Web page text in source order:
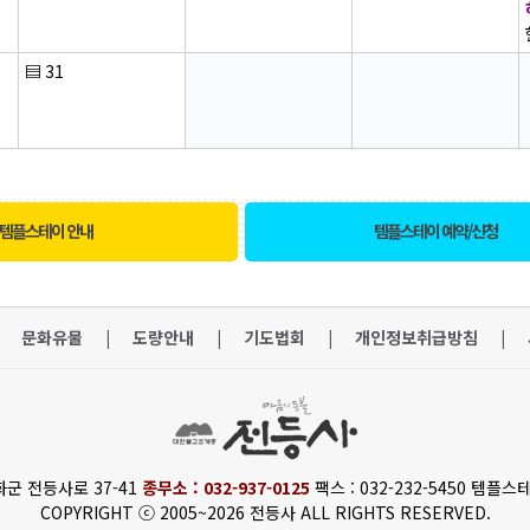
▤ 31
플스테이 안내 템플스테이 예약/신청
문화유물 | 도량안내 | 기도법회 | 개인정보취급방침 |
전등사로 37-41 종무소 : 032-937-0125 팩스 : 032-232-5450 템플스
COPYRIGHT ⓒ 2005~2026 전등사 ALL RIGHTS RESERVED.